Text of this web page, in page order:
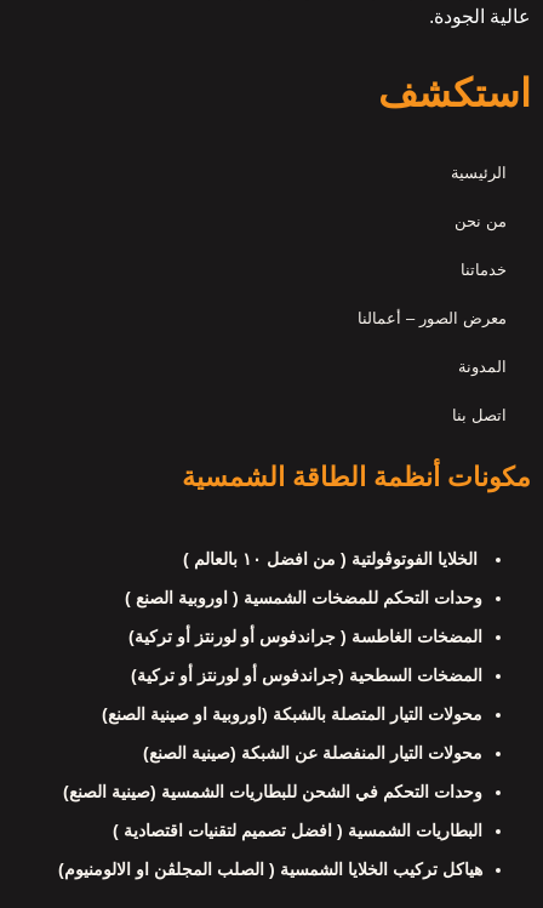
عالية الجودة.
استكشف
الرئيسية
من نحن
خدماتنا
معرض الصور – أعمالنا
المدونة
اتصل بنا
مكونات أنظمة الطاقة الشمسية
الخلايا الفوتوڤولتية ( من افضل ١٠ بالعالم )
وحدات التحكم للمضخات الشمسية ( اوروبية الصنع )
المضخات الغاطسة ( جراندفوس أو لورنتز أو تركية)
المضخات السطحية (جراندفوس أو لورنتز أو تركية)
محولات التيار المتصلة بالشبكة (اوروبية او صينية الصنع)
محولات التيار المنفصلة عن الشبكة (صينية الصنع)
وحدات التحكم في الشحن للبطاريات الشمسية (صينية الصنع)
البطاريات الشمسية ( افضل تصميم لتقنيات اقتصادية )
هياكل تركيب الخلايا الشمسية ( الصلب المجلڤن او الالومنيوم)